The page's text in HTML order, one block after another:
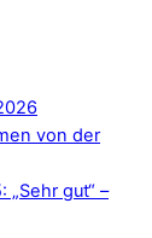
von der
gut“ –